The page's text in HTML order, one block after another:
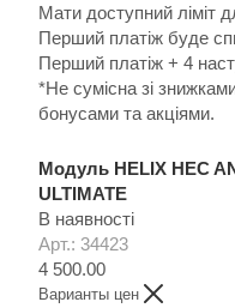
Мати доступний ліміт
Перший платіж буде
Перший платіж + 4
*Не сумісна зі
бонусами та акціями.
Модуль HELIX HEC
ULTIMATE
В наявності
Арт.: 34423
4 500.00
Варианты цен